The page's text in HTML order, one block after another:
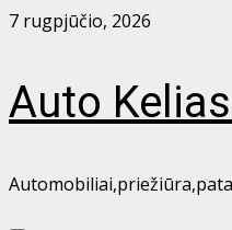
Skip
7 rugpjūčio, 2026
Auto